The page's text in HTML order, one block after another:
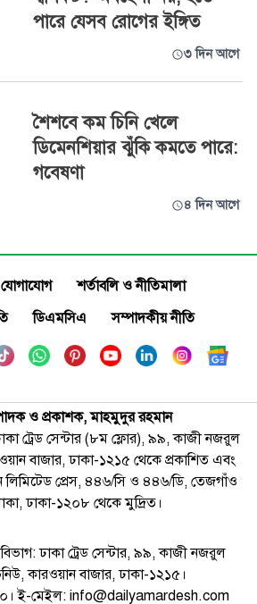
পারে যেসব রোগের ইঙ্গিত
৩ দিন আগে
শৈশবে কম চিনি খেলে
ডিমেনশিয়ার ঝুঁকি কমতে পারে:
গবেষণা
৪ দিন আগে
যোগাযোগ
শর্তাবলি ও নীতিমালা
ডিএমসিএ সম্পাদকীয় নীতি
ও প্রকাশক, মাহমুদুর রহমান
ট্রেড সেন্টার (৮ম ফ্লোর), ৯৯, কাজী নজরুল
বাজার, ঢাকা-১২১৫ থেকে প্রকাশিত এবং
প্রেস, ৪৪৬/সি ও ৪৪৬/ডি, তেজগাঁও
ঢাকা-১২০৮ থেকে মুদ্রিত।
ঢাকা ট্রেড সেন্টার, ৯৯, কাজী নজরুল
কারওয়ান বাজার, ঢাকা-১২১৫।
ই-মেইল: info@dailyamardesh.com